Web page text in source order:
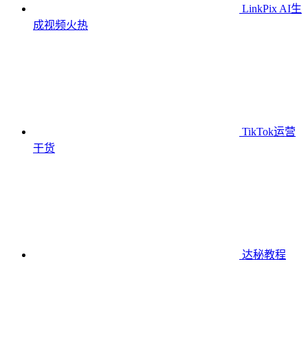
LinkPix AI生
成视频火热
TikTok运营
干货
达秘教程